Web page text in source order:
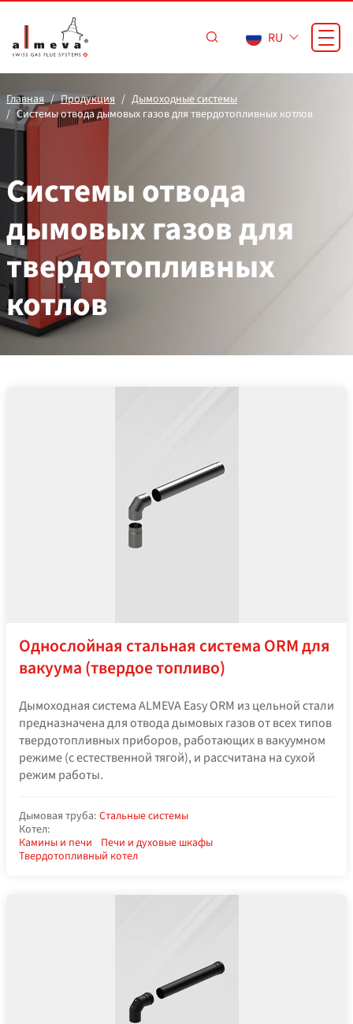
RU
Главная Продукция
Дымоходные системы
Системы отвода дымовых газов для твердотопливных котлов
Системы отвода
дымовых газов для
твердотопливных
котлов
Однослойная стальная система ORM для
вакуума (твердое топливо)
Дымоходная система ALMEVA Easy ORM из цельной стали
предназначена для отвода дымовых газов от всех типов
твердотопливных приборов, работающих в вакуумном
режиме (с естественной тягой), и рассчитана на сухой
режим работы.
Дымовая труба: Стальные системы
Котел:
Камины и печи
Печи и духовые шкафы
Твердотопливный котел